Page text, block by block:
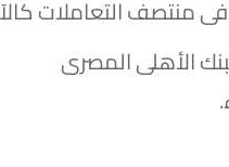
فى منتصف التعاملات
الأهلى المصرى